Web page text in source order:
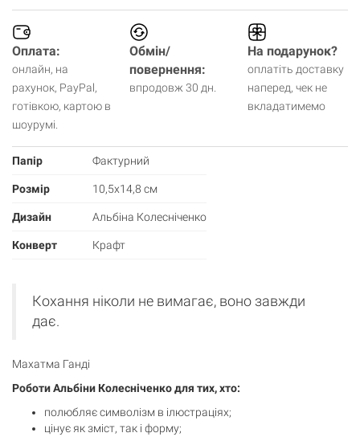
Оплата:
онлайн, на
рахунок, PayPal,
готівкою, картою в
шоурумі.
Обмін/
повернення:
впродовж 30 дн.
На подарунок?
оплатіть доставку
наперед, чек не
вкладатимемо
Папір Фактурний
Розмір 10,5х14,8 см
Дизайн Альбіна Колесніченко
Конверт Крафт
Кохання ніколи не вимагає, воно завжди
дає.
Махатма Ганді
Роботи Альбіни Колесніченко для тих, хто:
полюбляє символізм в ілюстраціях;
цінує як зміст, так і форму;